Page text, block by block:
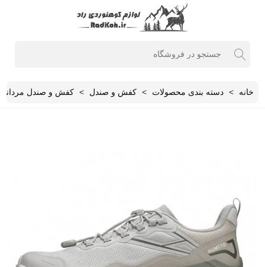
خانه > دسته بندی محصولات > کفش و صندل > کفش و صندل مردانه